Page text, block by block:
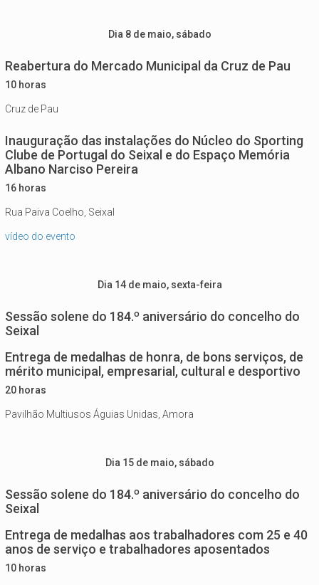
Dia 8 de maio, sábado
Reabertura do Mercado Municipal da Cruz de Pau
10 horas
Cruz de Pau
Inauguração das instalações do Núcleo do Sporting
Clube de Portugal do Seixal e do Espaço Memória
Albano Narciso Pereira
16 horas
Rua Paiva Coelho, Seixal
vídeo do evento
Dia 14 de maio, sexta-feira
Sessão solene do 184.º aniversário do concelho do
Seixal
Entrega de medalhas de honra, de bons serviços, de
mérito municipal, empresarial, cultural e desportivo
20 horas
Pavilhão Multiusos Águias Unidas, Amora
Dia 15 de maio, sábado
Sessão solene do 184.º aniversário do concelho do
Seixal
Entrega de medalhas aos trabalhadores com 25 e 40
anos de serviço e trabalhadores aposentados
10 horas